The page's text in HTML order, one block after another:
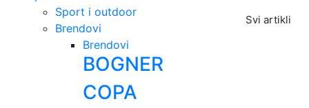
Svi artikli
Sport i outdoor
Brendovi
Brendovi
BOGNER
COPA